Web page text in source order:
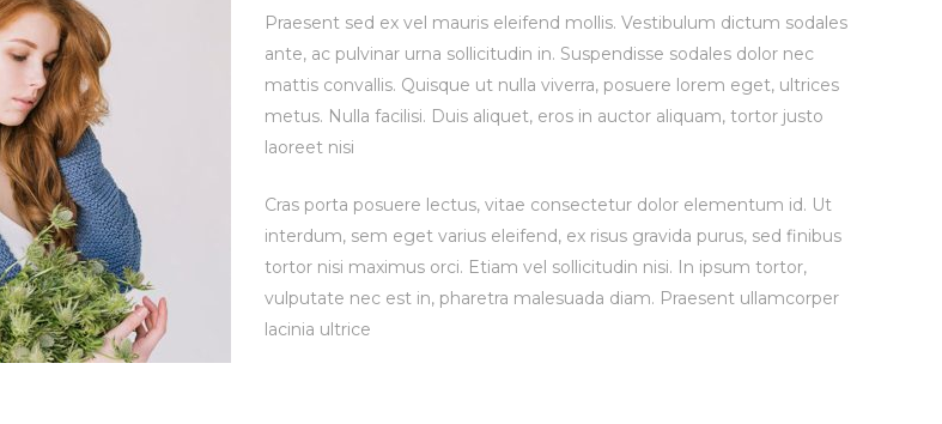
Praesent sed ex vel mauris eleifend mollis. Vestibulum dictum sodales
ante, ac pulvinar urna sollicitudin in. Suspendisse sodales dolor nec
mattis convallis. Quisque ut nulla viverra, posuere lorem eget, ultrices
metus. Nulla facilisi. Duis aliquet, eros in auctor aliquam, tortor justo
laoreet nisi
Cras porta posuere lectus, vitae consectetur dolor elementum id. Ut
interdum, sem eget varius eleifend, ex risus gravida purus, sed finibus
tortor nisi maximus orci. Etiam vel sollicitudin nisi. In ipsum tortor,
vulputate nec est in, pharetra malesuada diam. Praesent ullamcorper
lacinia ultrice